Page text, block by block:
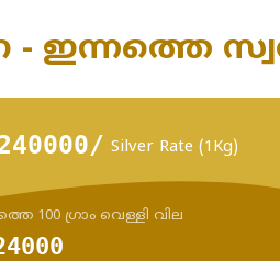
ഇന്നത്തെ
Silver Rate (1Kg)
100 ഗ്രാം വെള്ളി വില